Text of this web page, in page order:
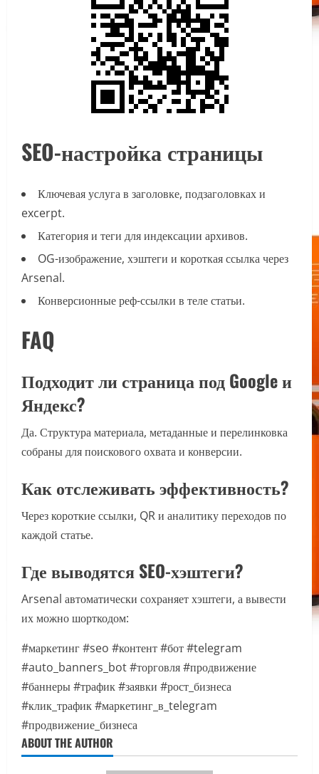
SEO-настройка страницы
Ключевая услуга в заголовке, подзаголовках и
excerpt.
Категория и теги для индексации архивов.
OG-изображение, хэштеги и короткая ссылка через
Arsenal.
Конверсионные реф-ссылки в теле статьи.
FAQ
Подходит ли страница под Google и
Яндекс?
Да. Структура материала, метаданные и перелинковка
собраны для поискового охвата и конверсии.
Как отслеживать эффективность?
Через короткие ссылки, QR и аналитику переходов по
каждой статье.
Где выводятся SEO-хэштеги?
Arsenal автоматически сохраняет хэштеги, а вывести
их можно шорткодом:
#маркетинг#seo #контент#бот#telegram
#auto_banners_bot#торговля#продвижение
#баннеры#трафик#заявки #рост_бизнеса
#клик_трафик#маркетинг_в_telegram
#продвижение_бизнеса
ABOUT THE AUTHOR